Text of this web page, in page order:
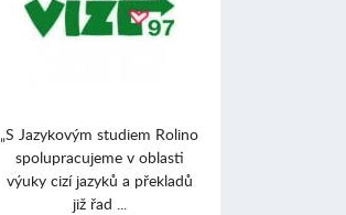
„S Jazykovým studiem Rolino
spolupracujeme v oblasti
výuky cizí jazyků a překladů
již řad ...